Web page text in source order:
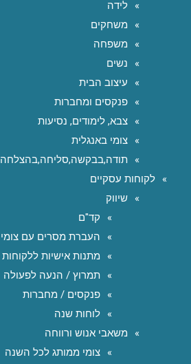
לידה
משחקים
משפחה
נשים
עיצוב הבית
פנקסים ומחברות
צבא, לימודים, נסיעות
צומי באנגלית
תודה,בבקשה,סליחה,בהצלחה
לקוחות עסקיים
שיווק
קד"ם
העברת מסרים עם צומי
מתנות אישיות ללקוחות
תמרוץ / הנעה לפעולה
פנקסים / מחברות
לוחות שנה
משאבי אנוש ורווחה
צומי ממותג לכל השנה